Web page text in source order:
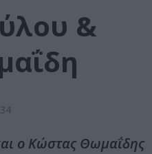
&
ο Κώστας Θωμαΐδης